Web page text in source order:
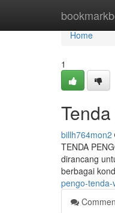
Home
Home
1
billh764mon2
TENDA
dirancang
berbagai
pengo-tenda-